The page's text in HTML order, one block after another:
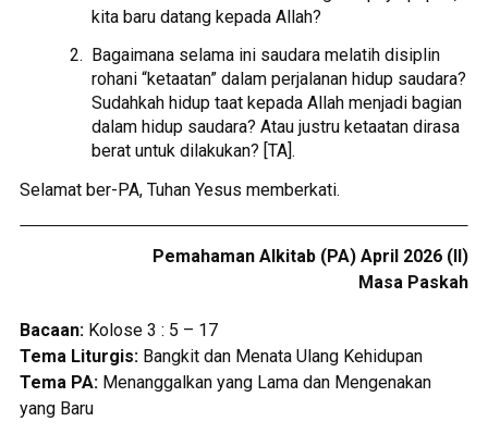
kita baru datang kepada Allah?
Bagaimana selama ini saudara melatih disiplin
rohani “ketaatan” dalam perjalanan hidup saudara?
Sudahkah hidup taat kepada Allah menjadi bagian
dalam hidup saudara? Atau justru ketaatan dirasa
berat untuk dilakukan? [TA].
Selamat ber-PA, Tuhan Yesus memberkati.
Pemahaman Alkitab (PA) April 2026 (II)
Masa Paskah
Bacaan: Kolose 3 : 5 – 17
Tema Liturgis: Bangkit dan Menata Ulang Kehidupan
Tema PA: Menanggalkan yang Lama dan Mengenakan
yang Baru